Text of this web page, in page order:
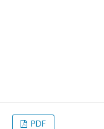
PDF